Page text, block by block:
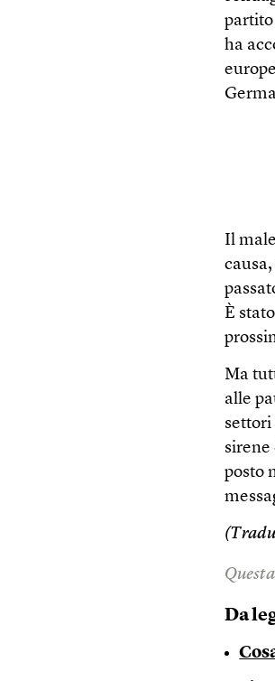
partito
ha
Il
È
Ma
alle
settori
sirene
posto
Da